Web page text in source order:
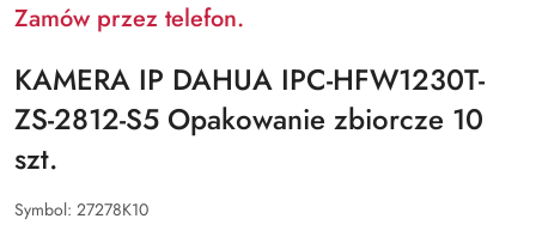
Zamów przez telefon.
KAMERA IP DAHUA IPC-HFW1230T-
ZS-2812-S5 Opakowanie zbiorcze 10
szt.
Symbol: 27278K10